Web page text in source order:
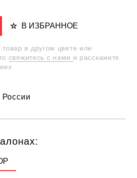
В ИЗБРАННОЕ
в другом цвете или
свяжитесь с нами и расскажите
России